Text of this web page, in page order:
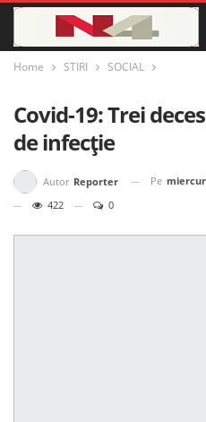
Home STIRI SOCIAL
Covid-19: Trei
de infecție
Autor Reporter Pe
422
0